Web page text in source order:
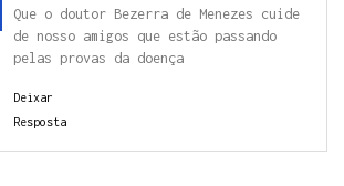
Que o doutor Bezerra de Menezes cuide
de nosso amigos que estão passando
pelas provas da doença
Deixar
Resposta